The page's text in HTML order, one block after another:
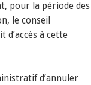
pour la période des
le conseil
à cette
d’annuler